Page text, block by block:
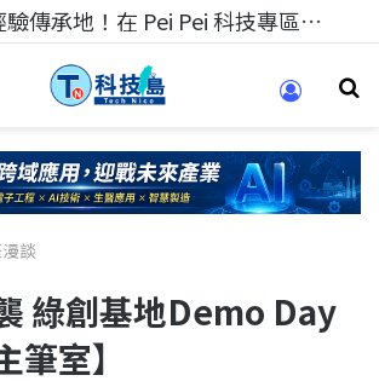
，就到TECH+ 科技專區!
談
綠創基地Demo Day
筆室】